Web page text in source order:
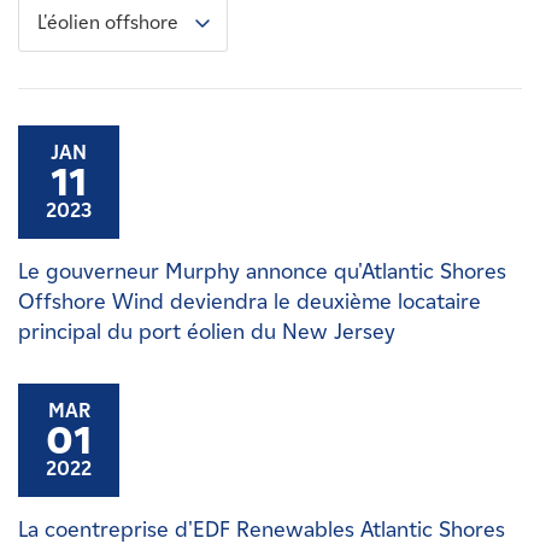
Contactez-nous
L'éolien offshore
JAN
11
2023
Le gouverneur Murphy annonce qu'Atlantic Shores
Offshore Wind deviendra le deuxième locataire
principal du port éolien du New Jersey
MAR
01
2022
La coentreprise d'EDF Renewables Atlantic Shores